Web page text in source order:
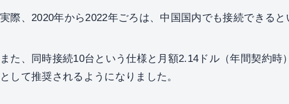
実際、2020年から2022年ごろは、中国国内でも接続できると
また、同時接続10台という仕様と月額2.14ドル（年間契約時
として推奨されるようになりました。